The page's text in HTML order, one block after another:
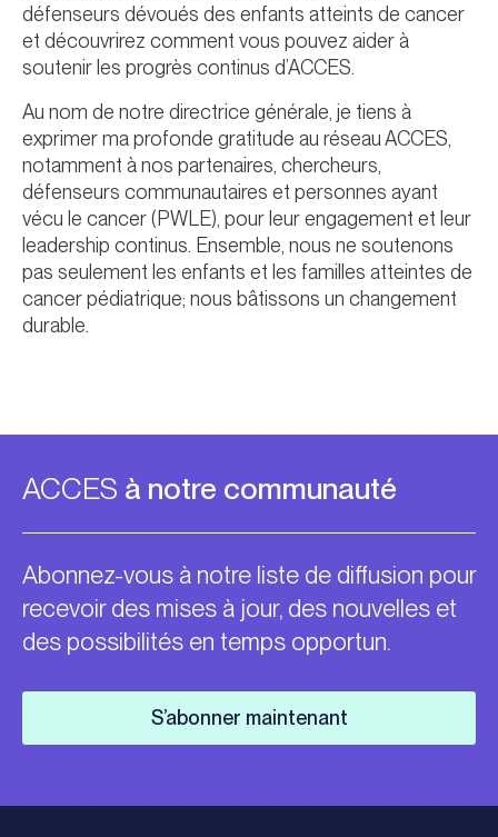
défenseurs dévoués des enfants atteints de cancer
et découvrirez comment vous pouvez aider à
soutenir les progrès continus d’ACCES.
Au nom de notre directrice générale, je tiens à
exprimer ma profonde gratitude au réseau ACCES,
notamment à nos partenaires, chercheurs,
défenseurs communautaires et personnes ayant
vécu le cancer (PWLE), pour leur engagement et leur
leadership continus. Ensemble, nous ne soutenons
pas seulement les enfants et les familles atteintes de
cancer pédiatrique; nous bâtissons un changement
durable.
ACCES à notre communauté
Abonnez-vous à notre liste de diffusion pour
recevoir des mises à jour, des nouvelles et
des possibilités en temps opportun.
S’abonner maintenant